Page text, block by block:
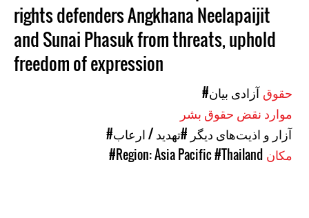
rights defenders Angkhana Neelapaijit
and Sunai Phasuk from threats, uphold
freedom of expression
#آزادی بیان
#آزار و اذیت‌های دیگر #تهدید / ارعاب
#Region: Asia Pacific#Thailand